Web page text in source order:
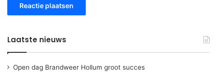
Laatste nieuws
Open dag Brandweer Hollum groot succes